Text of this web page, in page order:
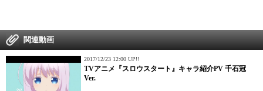
関連動画
2017/12/23 12:00 UP!!
TVアニメ『スロウスタート』キャラ紹介PV 千石冠
Ver.